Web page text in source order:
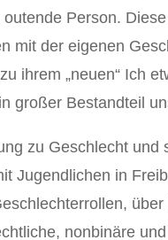
Person.
mit der eigenen
ihrem „neuen“ Ich
großer Bestandteil
zu Geschlecht und
Jugendlichen in
nonbinäre